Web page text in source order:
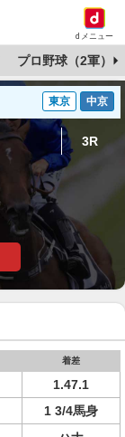
dメニュー
プロ野球（2軍）
東京 中京
3R
着差
1.47.1
1 3/4馬身